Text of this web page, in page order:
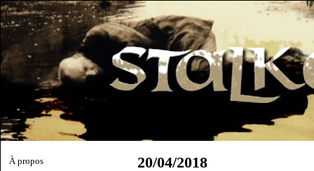
À propos
20/04/2018